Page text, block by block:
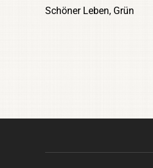
Schöner Leben, Grün